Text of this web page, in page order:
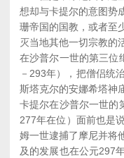
想却与卡提尔的意图势
珊帝国的国教，或者至
灭当地其他一切宗教的
在沙普尔一世的第三位
－293年），把僧侣统
斯塔克尔的安娜希塔神
卡提尔在沙普尔一世的
277年在位）面前也是
姆一世逮捕了摩尼并将
及的发展也在公元297